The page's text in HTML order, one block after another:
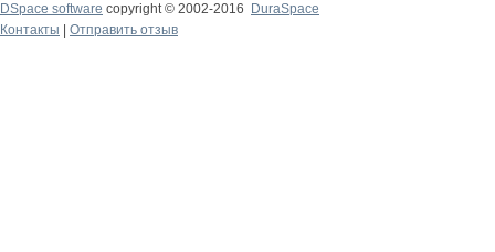
DSpace software copyright © 2002-2016
DuraSpace
Контакты
Отправить отзыв